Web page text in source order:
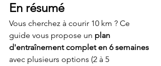
En résumé
Vous cherchez à courir 10 km ? Ce
guide vous propose un plan
d'entraînement complet en 6 semaines
avec plusieurs options (2 à 5